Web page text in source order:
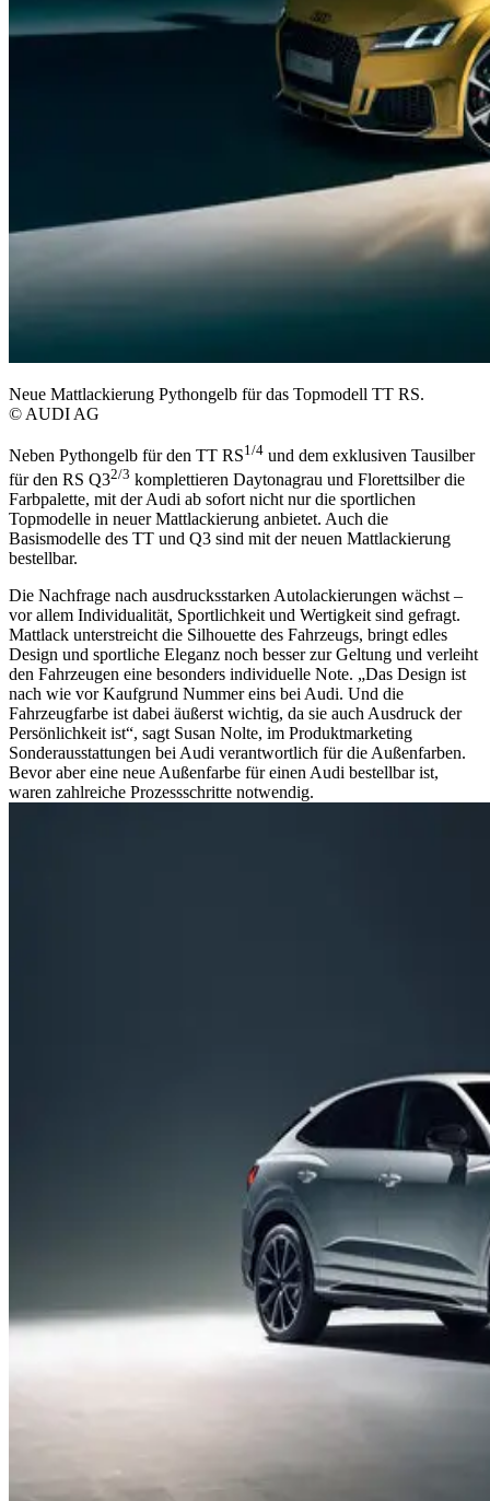
Neue Mattlackierung Pythongelb für das Topmodell TT RS.
© AUDI AG
Neben Pythongelb für den TT RS1/4 und dem exklusiven Tausilber
für den RS Q32/3 komplettieren Daytonagrau und Florettsilber die
Farbpalette, mit der Audi ab sofort nicht nur die sportlichen
Topmodelle in neuer Mattlackierung anbietet. Auch die
Basismodelle des TT und Q3 sind mit der neuen Mattlackierung
bestellbar.
Die Nachfrage nach ausdrucksstarken Autolackierungen wächst –
vor allem Individualität, Sportlichkeit und Wertigkeit sind gefragt.
Mattlack unterstreicht die Silhouette des Fahrzeugs, bringt edles
Design und sportliche Eleganz noch besser zur Geltung und verleiht
den Fahrzeugen eine besonders individuelle Note. „Das Design ist
nach wie vor Kaufgrund Nummer eins bei Audi. Und die
Fahrzeugfarbe ist dabei äußerst wichtig, da sie auch Ausdruck der
Persönlichkeit ist“, sagt Susan Nolte, im Produktmarketing
Sonderausstattungen bei Audi verantwortlich für die Außenfarben.
Bevor aber eine neue Außenfarbe für einen Audi bestellbar ist,
waren zahlreiche Prozessschritte notwendig.